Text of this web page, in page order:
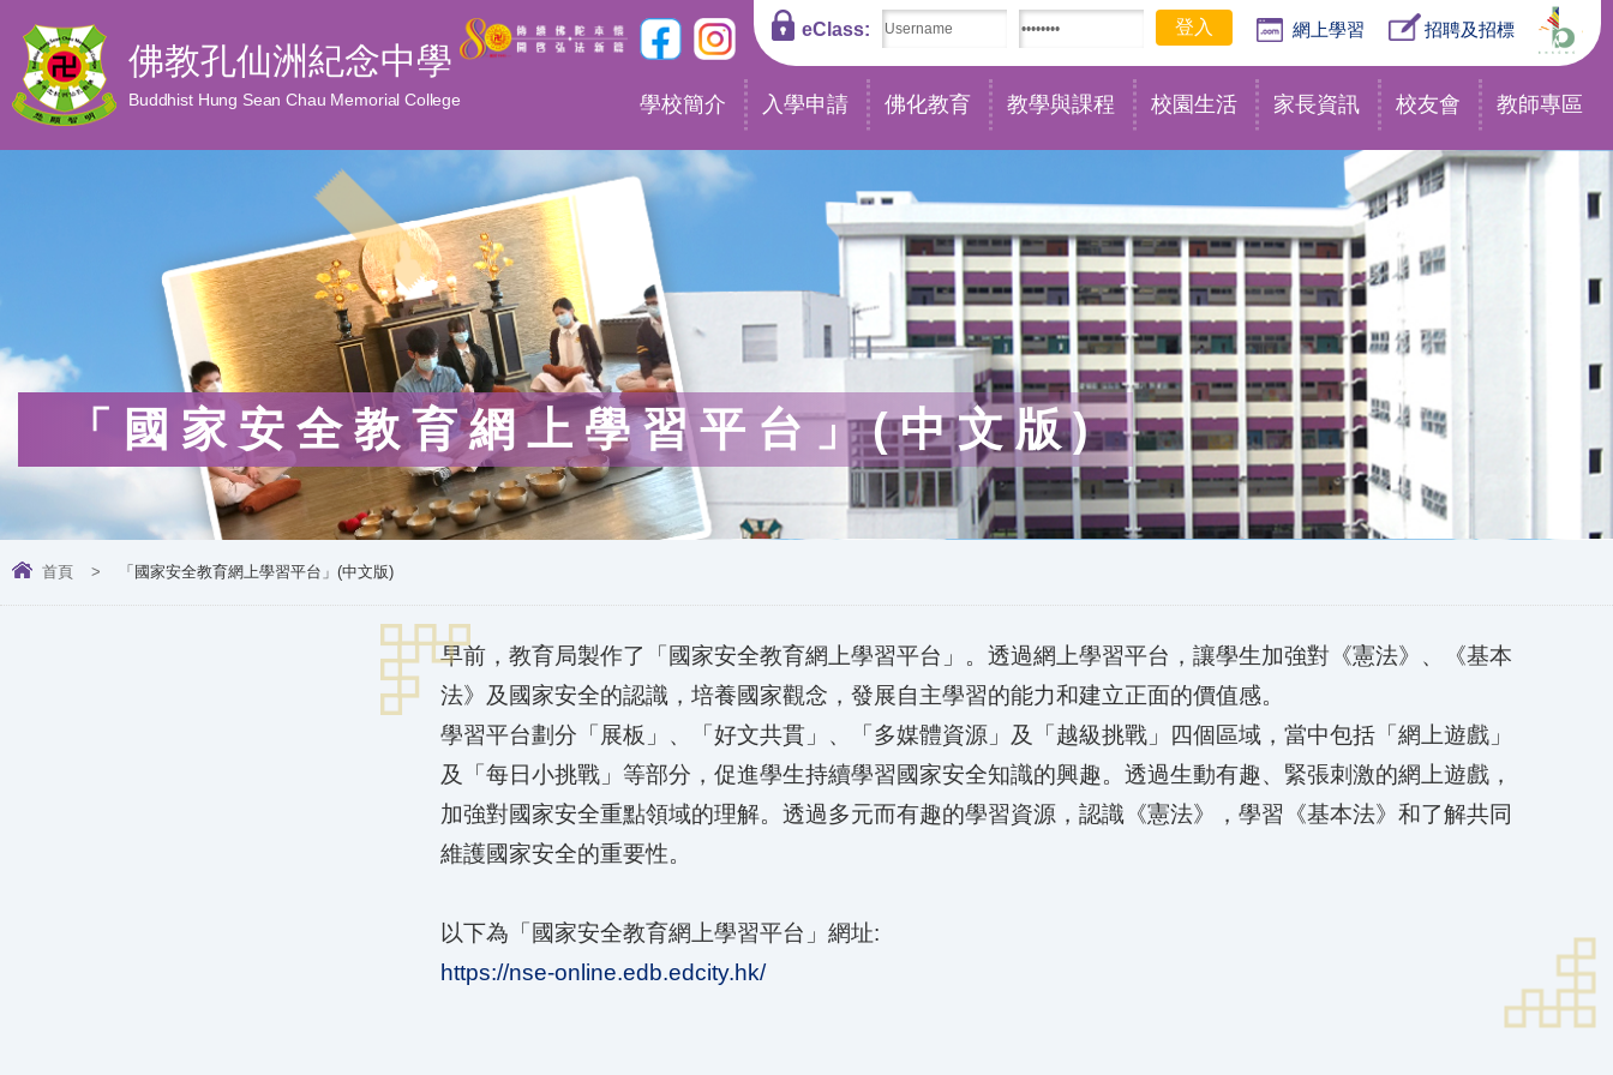
佛教孔仙洲紀念中學
Buddhist Hung Sean Chau Memorial College
eClass: 網上學習 招聘及招標
學校簡介 入學申請 佛化教育 教學與課程 校園生活 家長資訊 校友會 教師專區
「國家安全教育網上學習平台」(中文版)
首頁 > 「國家安全教育網上學習平台」(中文版)
早前，教育局製作了「國家安全教育網上學習平台」。透過網上學習平台，讓學生加強對《憲法》、《基本
法》及國家安全的認識，培養國家觀念，發展自主學習的能力和建立正面的價值感。
學習平台劃分「展板」、「好文共貫」、「多媒體資源」及「越級挑戰」四個區域，當中包括「網上遊戲」
及「每日小挑戰」等部分，促進學生持續學習國家安全知識的興趣。透過生動有趣、緊張刺激的網上遊戲，
加強對國家安全重點領域的理解。透過多元而有趣的學習資源，認識《憲法》，學習《基本法》和了解共同
維護國家安全的重要性。
以下為「國家安全教育網上學習平台」網址:
https://nse-online.edb.edcity.hk/